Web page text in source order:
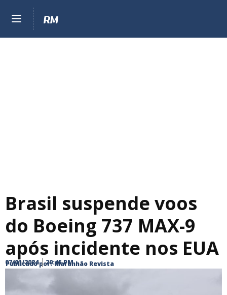
Brasil suspende voos
do Boeing 737 MAX-9
após incidente nos EUA
Publicado por: Maranhão Revista
07/01/2024 20:45 PM